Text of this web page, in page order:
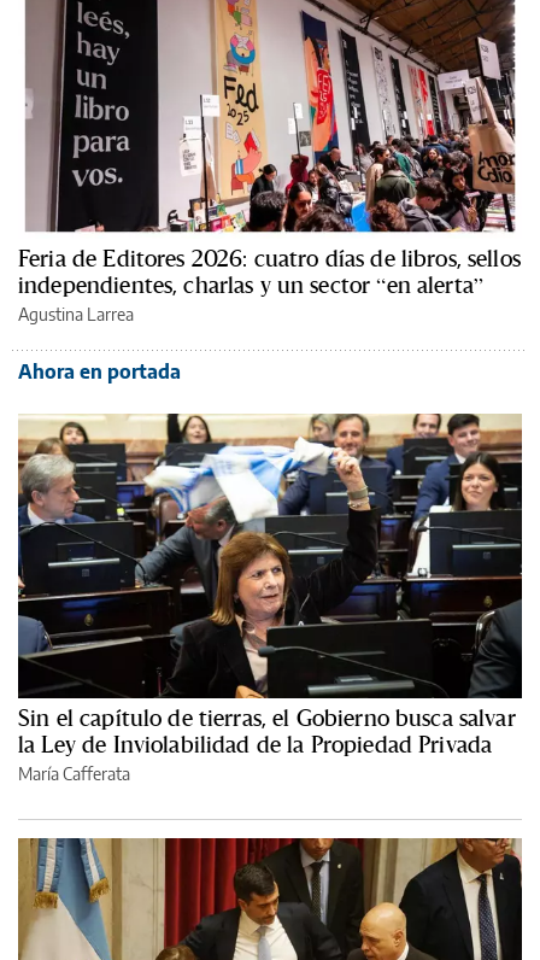
Feria de Editores 2026: cuatro días de libros, sellos
independientes, charlas y un sector “en alerta”
Agustina Larrea
Ahora en portada
Sin el capítulo de tierras, el Gobierno busca salvar
la Ley de Inviolabilidad de la Propiedad Privada
María Cafferata